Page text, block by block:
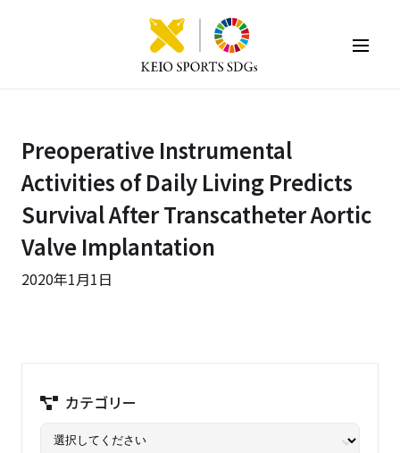
Preoperative Instrumental
Activities of Daily Living Predicts
Survival After Transcatheter Aortic
Valve Implantation
2020年1月1日
カテゴリー